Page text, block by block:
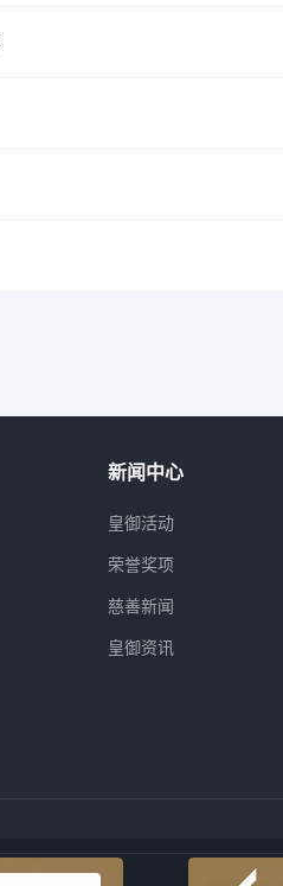
新闻中心
皇御活动
荣誉奖项
慈善新闻
皇御资讯